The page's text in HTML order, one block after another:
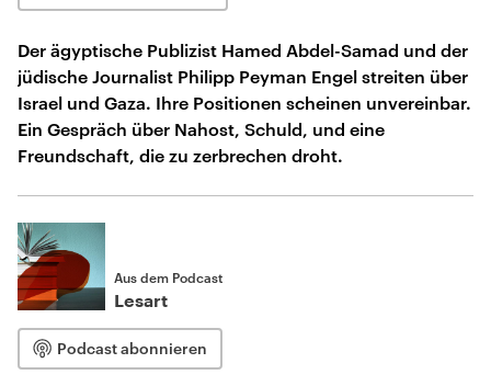
Der ägyptische Publizist Hamed Abdel-Samad und der
jüdische Journalist Philipp Peyman Engel streiten über
Israel und Gaza. Ihre Positionen scheinen unvereinbar.
Ein Gespräch über Nahost, Schuld, und eine
Freundschaft, die zu zerbrechen droht.
Aus dem Podcast
Lesart
Podcast abonnieren